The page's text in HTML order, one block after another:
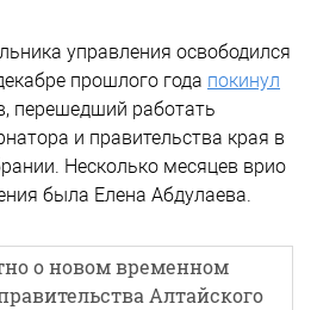
управления освободился
прошлого года покинул
перешедший работать
и правительства края в
Несколько месяцев врио
была Елена Абдулаева.
о новом временном
Алтайского